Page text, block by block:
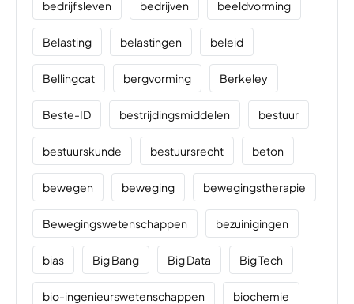
bedrijfsleven bedrijven beeldvorming
Belasting belastingen beleid
Bellingcat bergvorming Berkeley
Beste-ID bestrijdingsmiddelen bestuur
bestuurskunde bestuursrecht beton
bewegen beweging bewegingstherapie
Bewegingswetenschappen bezuinigingen
bias Big Bang Big Data Big Tech
bio-ingenieurswetenschappen biochemie